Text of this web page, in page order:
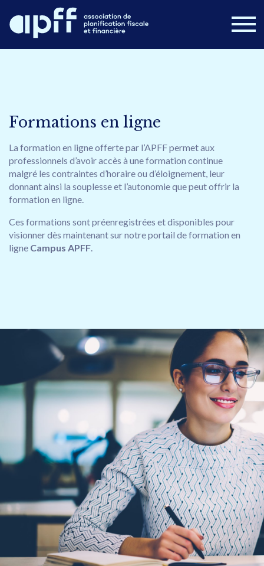
Cours en ligne
Publications
Postes disponibles Campus APFF
Congrès 2026
Nous joindre
Formations en ligne
La formation en ligne offerte par l’APFF permet aux
professionnels d’avoir accès à une formation continue
malgré les contraintes d’horaire ou d’éloignement, leur
donnant ainsi la souplesse et l’autonomie que peut offrir la
formation en ligne.
Ces formations sont préenregistrées et disponibles pour
visionner dès maintenant sur notre portail de formation en
ligne Campus APFF.